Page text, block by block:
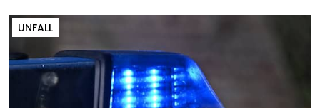
UNFALL